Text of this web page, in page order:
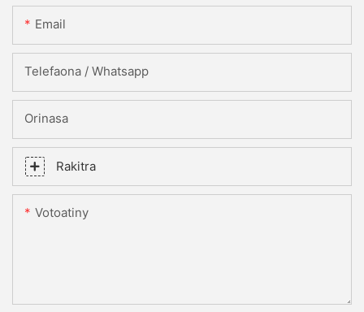
Email
Telefaona / Whatsapp
Orinasa
Rakitra
Votoatiny